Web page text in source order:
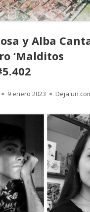
y Alba
‘Malditos
Publicado
9 enero 2023 Deja un